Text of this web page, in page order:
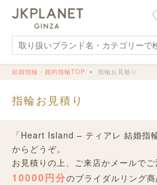
結婚指輪・婚約指輪TOP 指輪お見積り
指輪お見積り
「Heart Island – ティアレ 結婚指
からどうぞ。
お見積りの上、ご来店かメールで
10000円分のブライダルリング